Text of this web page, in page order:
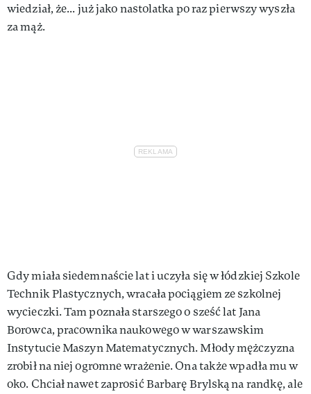
wiedział, że... już jako nastolatka po raz pierwszy wyszła
za mąż.
Gdy miała siedemnaście lat i uczyła się w łódzkiej Szkole
Technik Plastycznych, wracała pociągiem ze szkolnej
wycieczki. Tam poznała starszego o sześć lat Jana
Borowca, pracownika naukowego w warszawskim
Instytucie Maszyn Matematycznych. Młody mężczyzna
zrobił na niej ogromne wrażenie. Ona także wpadła mu w
oko. Chciał nawet zaprosić Barbarę Brylską na randkę, ale